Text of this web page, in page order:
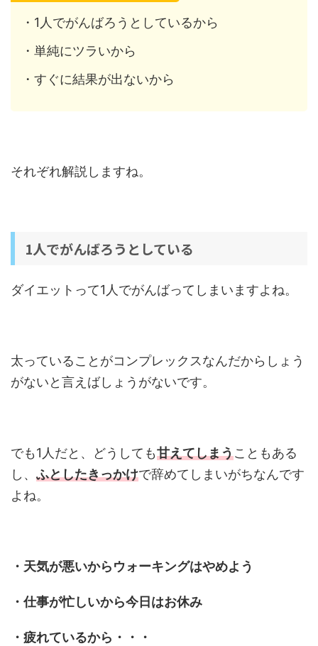
・1人でがんばろうとしているから
・単純にツラいから
・すぐに結果が出ないから
それぞれ解説しますね。
1人でがんばろうとしている
ダイエットって1人でがんばってしまいますよね。
太っていることがコンプレックスなんだからしょう
がないと言えばしょうがないです。
でも1人だと、どうしても甘えてしまうこともある
し、 ふとしたきっかけで辞めてしまいがちなんです
よね。
・天気が悪いからウォーキングはやめよう
・仕事が忙しいから今日はお休み
・疲れているから・・・